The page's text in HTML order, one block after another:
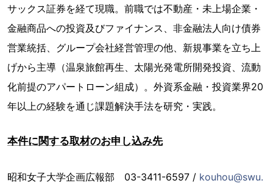
サックス証券を経て現職。前職では不動産・未上場企業・
金融商品への投資及びファイナンス、非金融法人向け債券
営業統括、グループ会社経営管理の他、新規事業を立ち上
げから主導（温泉旅館再生、太陽光発電所開発投資、流動
化前提のアパートローン組成）。外資系金融・投資業界20
年以上の経験を通じ課題解決手法を研究・実践。
本件に関する取材のお申し込み先
昭和女子大学企画広報部 03-3411-6597 / kouhou@swu.